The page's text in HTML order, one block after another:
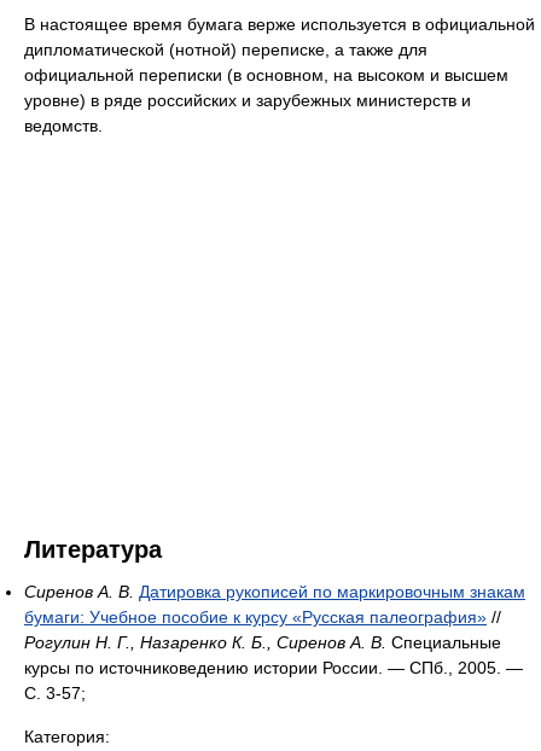
В настоящее время бумага верже используется в официальной
дипломатической (нотной) переписке, а также для
официальной переписки (в основном, на высоком и высшем
уровне) в ряде российских и зарубежных министерств и
ведомств.
Литература
Сиренов А. В. Датировка рукописей по маркировочным знакам
бумаги: Учебное пособие к курсу «Русская палеография» //
Рогулин Н. Г., Назаренко К. Б., Сиренов А. В. Специальные
курсы по источниковедению истории России. — СПб., 2005. —
С. 3-57;
Категория: